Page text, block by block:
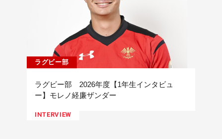
ラグビー部
ラグビー部 2026年度【1年生インタビュ
ー】モレノ経廉ザンダー
INTERVIEW